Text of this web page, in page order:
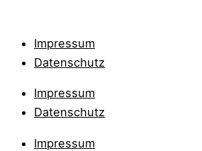
Impressum
Datenschutz
Impressum
Datenschutz
Impressum